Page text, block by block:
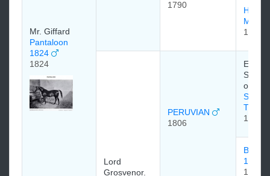
Mr. Giffard
Pantaloon
1824
1824
1790
1780
Lord
Grosvenor.
PERUVIAN
1806
of
SIR
1784
1788
1788